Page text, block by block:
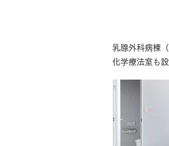
乳腺外科病棟
化学療法室も